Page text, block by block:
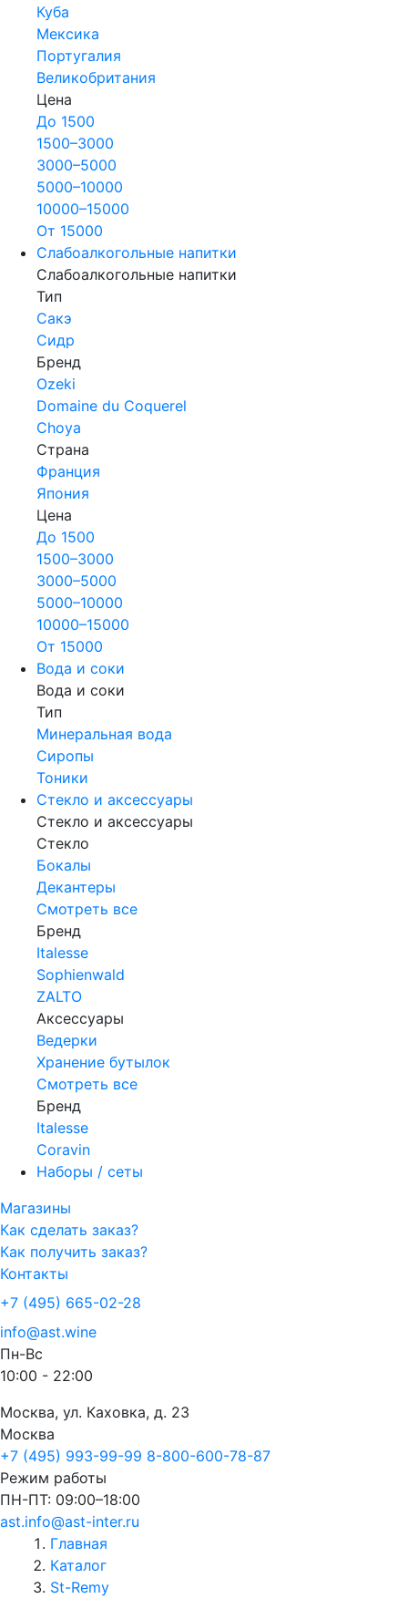
Куба
Мексика
Португалия
Великобритания
Цена
До 1500
1500–3000
3000–5000
5000–10000
10000–15000
От 15000
Слабоалкогольные напитки
Слабоалкогольные напитки
Тип
Сакэ
Сидр
Бренд
Ozeki
Domaine du Coquerel
Choya
Страна
Франция
Япония
Цена
До 1500
1500–3000
3000–5000
5000–10000
10000–15000
От 15000
Вода и соки
Вода и соки
Тип
Минеральная вода
Сиропы
Тоники
Стекло и аксессуары
Стекло и аксессуары
Стекло
Бокалы
Декантеры
Смотреть все
Бренд
Italesse
Sophienwald
ZALTO
Аксессуары
Ведерки
Хранение бутылок
Смотреть все
Бренд
Italesse
Coravin
Наборы / сеты
Магазины
Как сделать заказ?
Как получить заказ?
Контакты
+7 (495) 665-02-28
info@ast.wine
Пн-Вс
10:00 - 22:00
Москва, ул. Каховка, д. 23
Москва
+7 (495) 993-99-99 8-800-600-78-87
Режим работы
ПН-ПТ: 09:00–18:00
ast.info@ast-inter.ru
Главная
Каталог
St-Remy